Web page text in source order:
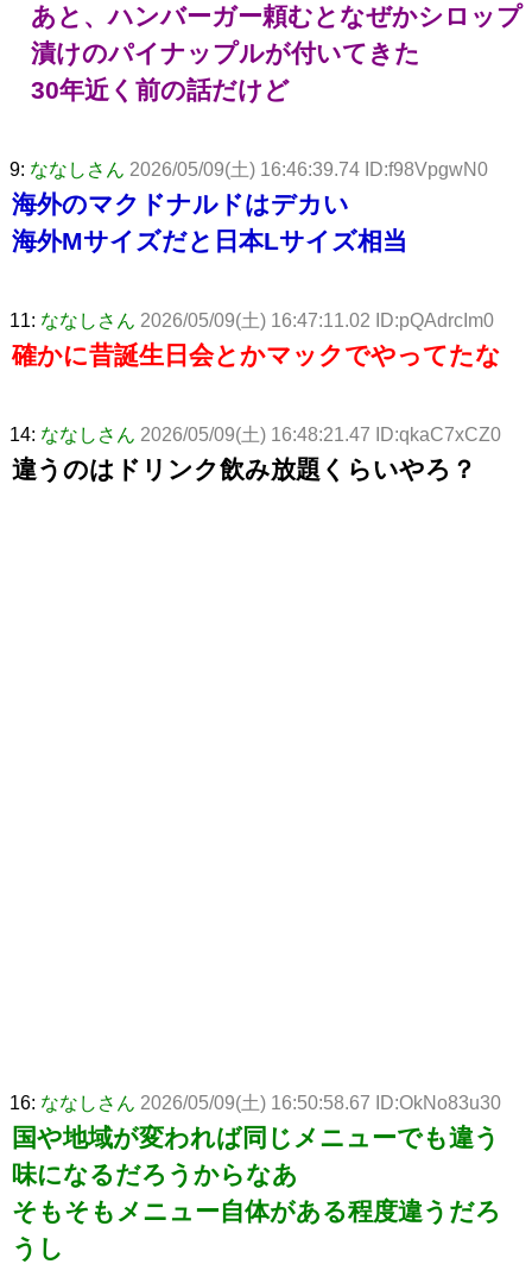
あと、ハンバーガー頼むとなぜかシロップ
漬けのパイナップルが付いてきた
30年近く前の話だけど
9: ななしさん 2026/05/09(土) 16:46:39.74 ID:f98VpgwN0
海外のマクドナルドはデカい
海外Mサイズだと日本Lサイズ相当
11: ななしさん 2026/05/09(土) 16:47:11.02 ID:pQAdrcIm0
確かに昔誕生日会とかマックでやってたな
14: ななしさん 2026/05/09(土) 16:48:21.47 ID:qkaC7xCZ0
違うのはドリンク飲み放題くらいやろ？
16: ななしさん 2026/05/09(土) 16:50:58.67 ID:OkNo83u30
国や地域が変われば同じメニューでも違う
味になるだろうからなあ
そもそもメニュー自体がある程度違うだろ
うし